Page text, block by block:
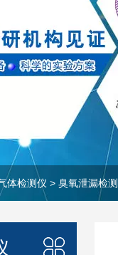
体检测仪 > 臭氧泄漏检